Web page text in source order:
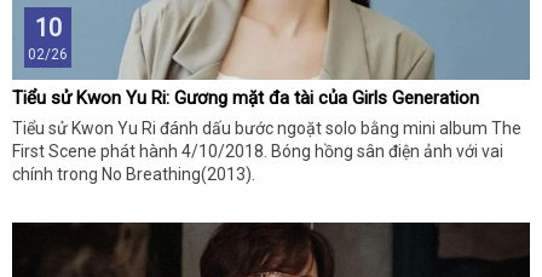
10
02/26
Tiểu sử Kwon Yu Ri: Gương mặt đa tài của Girls Generation
Tiểu sử Kwon Yu Ri đánh dấu bước ngoặt solo bằng mini album The
First Scene phát hành 4/10/2018. Bóng hồng sân điện ảnh với vai
chính trong No Breathing(2013).